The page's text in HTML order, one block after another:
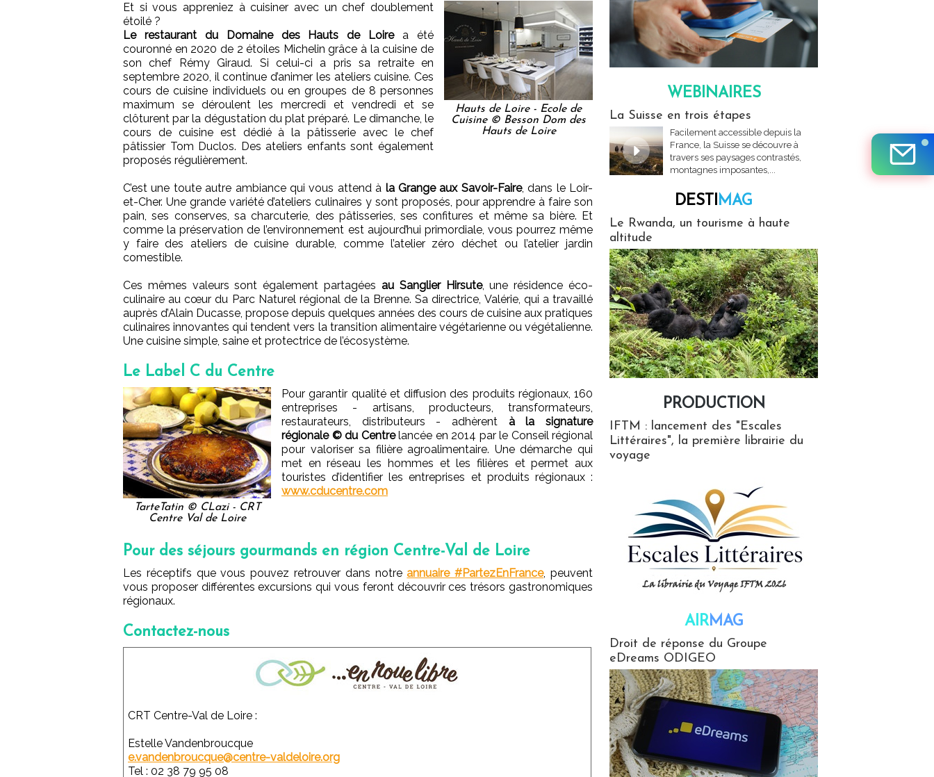
Hauts de Loire - Ecole de
Cuisine © Besson Dom des
Hauts de Loire
Et si vous appreniez à cuisiner avec un chef doublement
étoilé ?
Le restaurant du Domaine des Hauts de Loirea été
couronné en 2020 de 2 étoiles Michelin grâce à la cuisine de
son chef Rémy Giraud. Si celui-ci a pris sa retraite en
septembre 2020, il continue d’animer les ateliers cuisine. Ces
cours de cuisine individuels ou en groupes de 8 personnes
maximum se déroulent les mercredi et vendredi et se
clôturent par la dégustation du plat préparé. Le dimanche, le
cours de cuisine est dédié à la pâtisserie avec le chef
pâtissier Tom Duclos. Des ateliers enfants sont également
proposés régulièrement.
C’est une toute autre ambiance qui vous attend à la Grange aux Savoir-Faire, dans le Loir-
et-Cher. Une grande variété d’ateliers culinaires y sont proposés, pour apprendre à faire son
pain, ses conserves, sa charcuterie, des pâtisseries, ses confitures et même sa bière. Et
comme la préservation de l’environnement est aujourd’hui primordiale, vous pourrez même
y faire des ateliers de cuisine durable, comme l’atelier zéro déchet ou l’atelier jardin
comestible.
Ces mêmes valeurs sont également partagées au Sanglier Hirsute, une résidence éco-
culinaire au cœur du Parc Naturel régional de la Brenne. Sa directrice, Valérie, qui a travaillé
auprès d’Alain Ducasse, propose depuis quelques années des cours de cuisine aux pratiques
culinaires innovantes qui tendent vers la transition alimentaire végétarienne ou végétalienne.
Une cuisine simple, saine et protectrice de l’écosystème.
Le Label C du Centre
TarteTatin © CLazi - CRT
Centre Val de Loire
Pour garantir qualité et diffusion des produits régionaux, 160
entreprises - artisans, producteurs, transformateurs,
restaurateurs, distributeurs - adhèrent à la signature
régionale © du Centrelancée en 2014 par le Conseil régional
pour valoriser sa filière agroalimentaire. Une démarche qui
met en réseau les hommes et les filières et permet aux
touristes d’identifier les entreprises et produits régionaux :
www.cducentre.com
Pour des séjours gourmands en région Centre-Val de Loire
Les réceptifs que vous pouvez retrouver dans notre annuaire #PartezEnFrance, peuvent
vous proposer différentes excursions qui vous feront découvrir ces trésors gastronomiques
régionaux.
Contactez-nous
CRT Centre-Val de Loire :
Estelle Vandenbroucque
e.vandenbroucque@centre-valdeloire.org
Tel : 02 38 79 95 08
WEBINAIRES
La Suisse en trois étapes
Facilement accessible depuis la
France, la Suisse se découvre à
travers ses paysages contrastés,
montagnes imposantes,...
DESTIMAG
Le Rwanda, un tourisme à haute
altitude
PRODUCTION
IFTM : lancement des "Escales
Littéraires", la première librairie du
voyage
AIRMAG
Droit de réponse du Groupe
eDreams ODIGEO